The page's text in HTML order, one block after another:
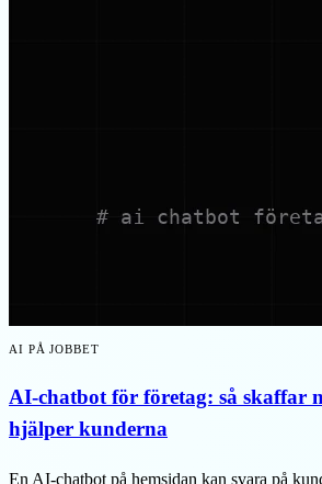
AI PÅ JOBBET
AI-chatbot för företag: så skaffar
hjälper kunderna
En AI-chatbot på hemsidan kan svara på